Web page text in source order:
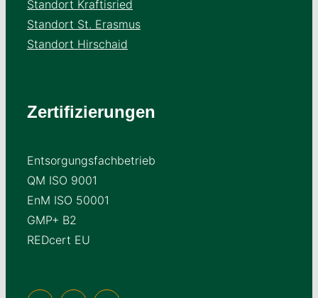
Standort Kraftisried
Standort St. Erasmus
Standort Hirschaid
Zertifizierungen
Entsorgungsfachbetrieb
QM ISO 9001
EnM ISO 50001
GMP+ B2
REDcert EU